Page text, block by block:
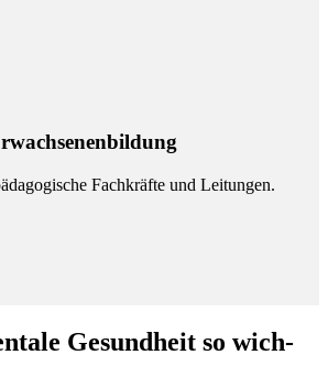
Fach­kräf­te und Lei­tun­gen.
Ge­sund­heit so wich­